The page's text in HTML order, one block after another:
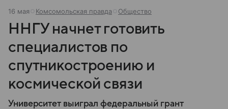
16 мая Комсомольская правда Общество
ННГУ начнет готовить
специалистов по
спутникостроению и
космической связи
Университет выиграл федеральный грант